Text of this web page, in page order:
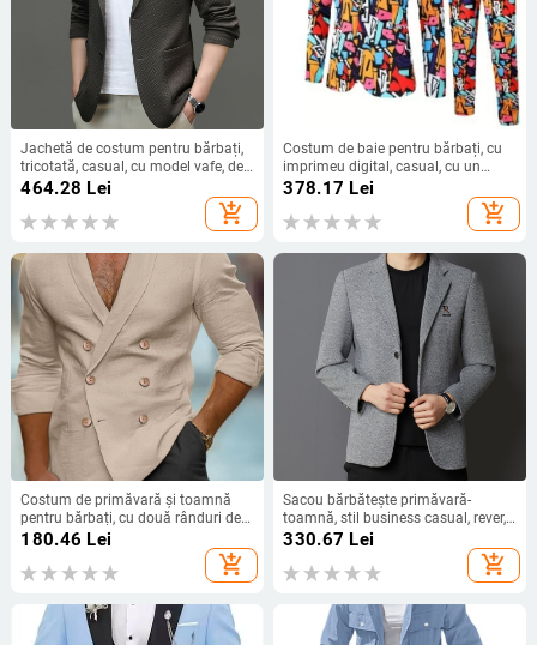
Jachetă de costum pentru bărbați,
tricotată, casual, cu model vafe, de
primăvară 2024, stil western, pentru
afaceri, la modă, pentru tineri și de
vârstă mijlocie
464.28 Lei
add_shopping_cart
Costum de baie pentru bărbați, cu
imprimeu digital, casual, cu un
singur nasture, cu pantaloni scurți
378.17 Lei
add_shopping_cart
Costum de primăvară și toamnă
pentru bărbați, cu două rânduri de
nasturi, casual, din bumbac și in, la
modă, cardigan cu mânecă lungă,
jachetă de culoare solidă
180.46 Lei
add_shopping_cart
Sacou bărbătește primăvară-
toamnă, stil business casual, rever,
cu nasturi la un rând, croială slim,
mâneci lungi, buzunare multiple,
model intarsia
330.67 Lei
add_shopping_cart